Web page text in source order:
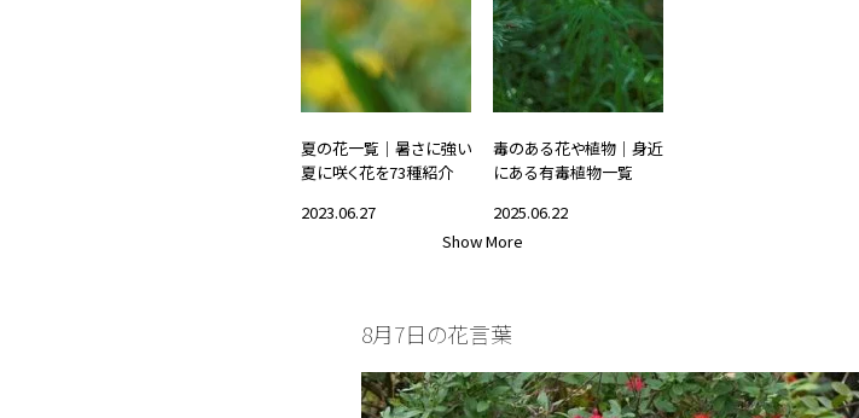
夏の花一覧｜暑さに強い
夏に咲く花を73種紹介
2023.06.27
毒のある花や植物｜身近
にある有毒植物一覧
2025.06.22
#花と暮らす
Show More
8月7日の花言葉